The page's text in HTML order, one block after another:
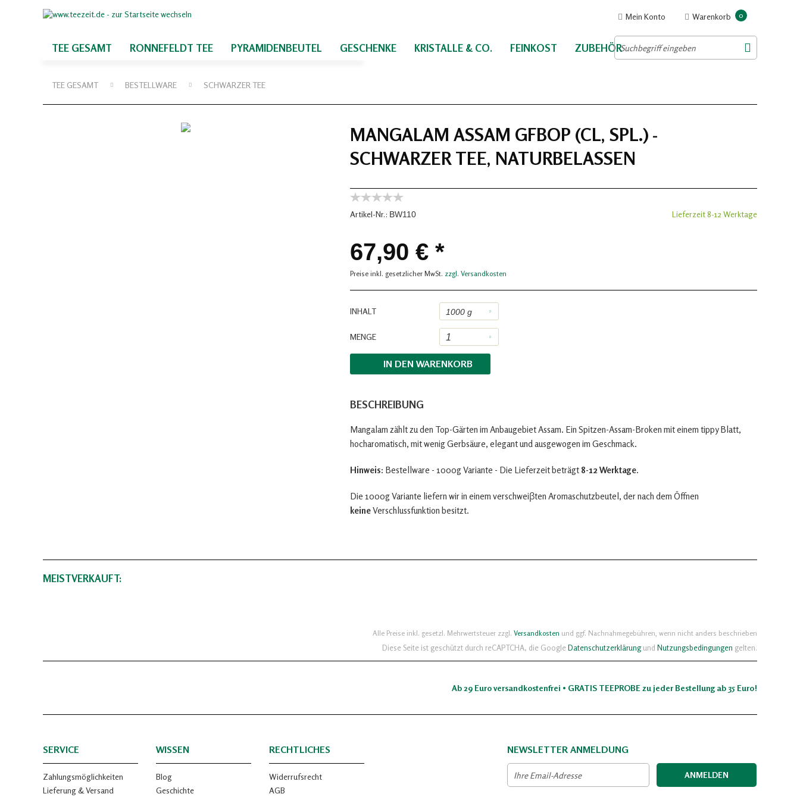
Warenkorb 0
Mein Konto
TEE GESAMT RONNEFELDT TEE PYRAMIDENBEUTEL GESCHENKE KRISTALLE & CO. FEINKOST ZUBEHÖR
TEE GESAMT BESTELLWARE SCHWARZER TEE
MANGALAM ASSAM GFBOP (CL, SPL.) -
SCHWARZER TEE, NATURBELASSEN
Artikel-Nr.: BW110 Lieferzeit 8-12 Werktage
67,90 € *
Preise inkl. gesetzlicher MwSt. zzgl. Versandkosten
INHALT
MENGE
IN DEN WARENKORB
BESCHREIBUNG
Mangalam zählt zu den Top-Gärten im Anbaugebiet Assam. Ein Spitzen-Assam-Broken mit einem tippy Blatt,
hocharomatisch, mit wenig Gerbsäure, elegant und ausgewogen im Geschmack.
Hinweis: Bestellware - 1000g Variante - Die Lieferzeit beträgt 8-12 Werktage.
Die 1000g Variante liefern wir in einem verschweiβten Aromaschutzbeutel, der nach dem Öffnen
keineVerschlussfunktion besitzt.
MEISTVERKAUFT:
Alle Preise inkl. gesetzl. Mehrwertsteuer zzgl. Versandkosten und ggf. Nachnahmegebühren, wenn nicht anders beschrieben
Diese Seite ist geschützt durch reCAPTCHA, die GoogleDatenschutzerklärungund Nutzungsbedingungen gelten.
Ab 29 Euro versandkostenfrei • GRATIS TEEPROBE zu jeder Bestellung ab 35 Euro!
SERVICE
Zahlungsmöglichkeiten
Lieferung & Versand
WISSEN
Blog
Geschichte
RECHTLICHES
Widerrufsrecht
AGB
NEWSLETTER ANMELDUNG
ANMELDEN